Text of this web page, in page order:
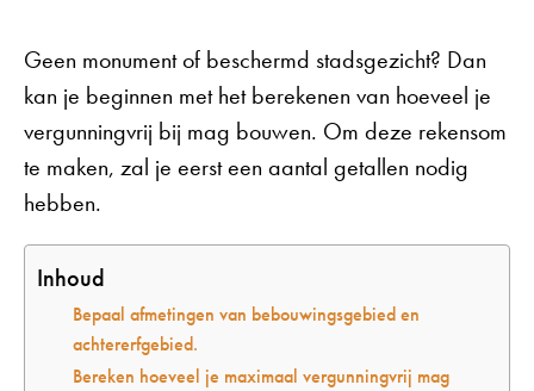
Geen monument of beschermd stadsgezicht? Dan
kan je beginnen met het berekenen van hoeveel je
vergunningvrij bij mag bouwen. Om deze rekensom
te maken, zal je eerst een aantal getallen nodig
hebben.
Inhoud
Bepaal afmetingen van bebouwingsgebied en
achtererfgebied.
Bereken hoeveel je maximaal vergunningvrij mag